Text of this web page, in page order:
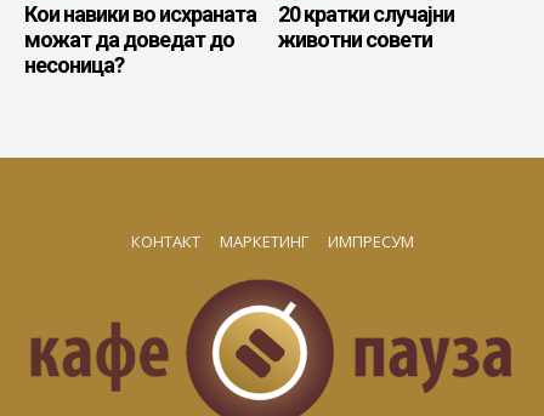
Кои навики во исхраната
можат да доведат до
несоница?
20 кратки случајни
животни совети
КОНТАКТ МАРКЕТИНГ ИМПРЕСУМ